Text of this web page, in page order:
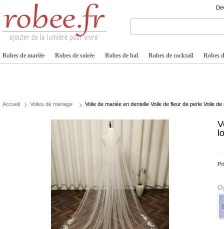
Robes de mariée Robes de soirée Robes de bal Robes de cocktail Robes
Accueil Voiles de mariage Voile de mariée en dentelle Voile de fleur de perle Voile